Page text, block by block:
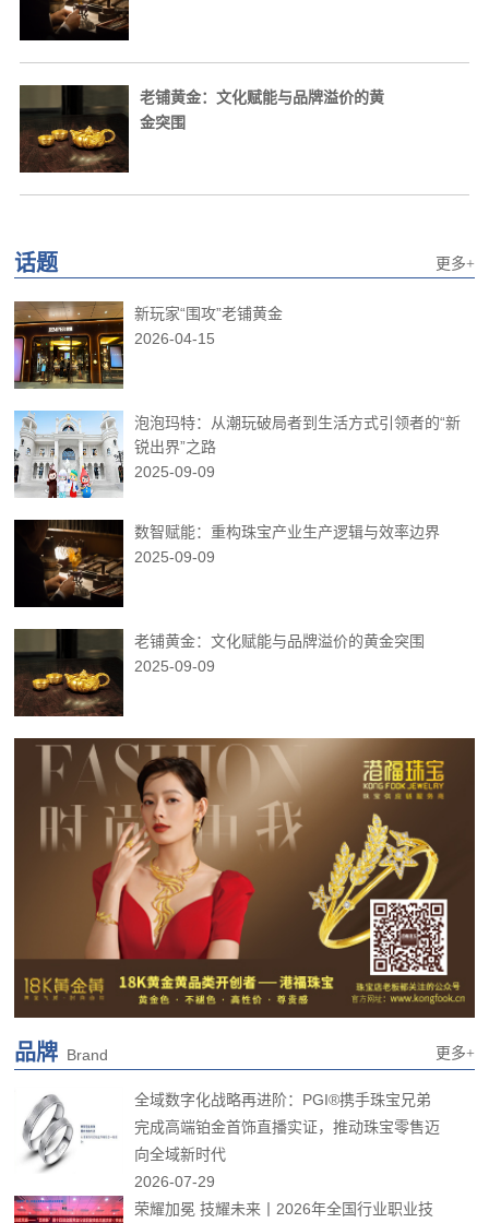
老铺黄金：文化赋能与品牌溢价的黄
金突围
话题 更多+
新玩家“围攻”老铺黄金
2026-04-15
泡泡玛特：从潮玩破局者到生活方式引领者的“新
锐出界”之路
2025-09-09
数智赋能：重构珠宝产业生产逻辑与效率边界
2025-09-09
老铺黄金：文化赋能与品牌溢价的黄金突围
2025-09-09
品牌 Brand 更多+
全域数字化战略再进阶：PGI®携手珠宝兄弟
完成高端铂金首饰直播实证，推动珠宝零售迈
向全域新时代
2026-07-29
荣耀加冕 技耀未来丨2026年全国行业职业技